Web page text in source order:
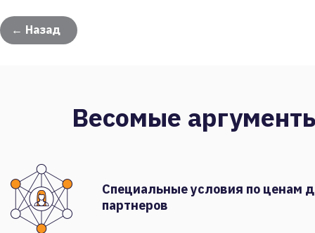
← Назад
Весомые
Специальные условия по ценам
партнеров